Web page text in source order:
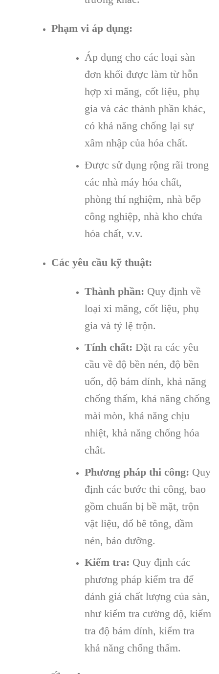
Phạm vi áp dụng:
Áp dụng cho các loại sàn
đơn khối được làm từ hỗn
hợp xi măng, cốt liệu, phụ
gia và các thành phần khác,
có khả năng chống lại sự
xâm nhập của hóa chất.
Được sử dụng rộng rãi trong
các nhà máy hóa chất,
phòng thí nghiệm, nhà bếp
công nghiệp, nhà kho chứa
hóa chất, v.v.
Các yêu cầu kỹ thuật:
Thành phần: Quy định về
loại xi măng, cốt liệu, phụ
gia và tỷ lệ trộn.
Tính chất: Đặt ra các yêu
cầu về độ bền nén, độ bền
uốn, độ bám dính, khả năng
chống thấm, khả năng chống
mài mòn, khả năng chịu
nhiệt, khả năng chống hóa
chất.
Phương pháp thi công: Quy
định các bước thi công, bao
gồm chuẩn bị bề mặt, trộn
vật liệu, đổ bê tông, đầm
nén, bảo dưỡng.
Kiểm tra: Quy định các
phương pháp kiểm tra để
đánh giá chất lượng của sàn,
như kiểm tra cường độ, kiểm
tra độ bám dính, kiểm tra
khả năng chống thấm.